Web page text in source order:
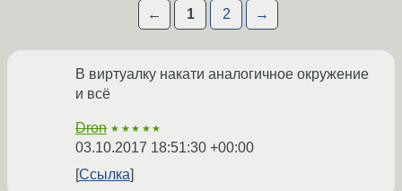
← 1 2 →
В виртуалку накати аналогичное окружение
и всё
Dron ★★★★★
03.10.2017 18:51:30 +00:00
Ссылка